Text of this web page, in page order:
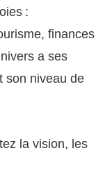
:
finances
a ses
son niveau de
la vision, les